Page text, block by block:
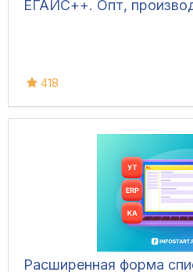
ЕГАИС++. Опт,
418
Расширенная форма